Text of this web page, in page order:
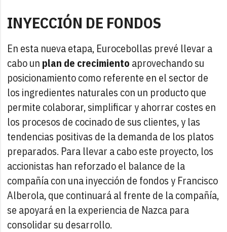
INYECCIÓN DE FONDOS
En esta nueva etapa, Eurocebollas prevé llevar a
cabo un plan de crecimiento aprovechando su
posicionamiento como referente en el sector de
los ingredientes naturales con un producto que
permite colaborar, simplificar y ahorrar costes en
los procesos de cocinado de sus clientes, y las
tendencias positivas de la demanda de los platos
preparados. Para llevar a cabo este proyecto, los
accionistas han reforzado el balance de la
compañía con una inyección de fondos y Francisco
Alberola, que continuará al frente de la compañía,
se apoyará en la experiencia de Nazca para
consolidar su desarrollo.